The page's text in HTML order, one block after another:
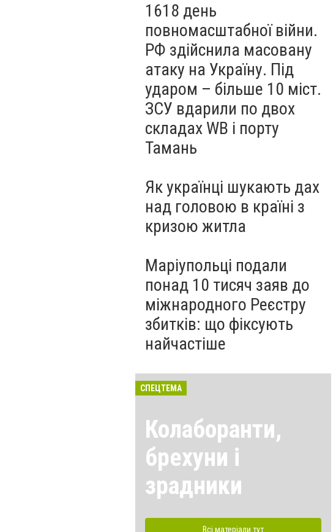
1618 день
повномасштабної війни.
РФ здійснила масовану
атаку на Україну. Під
ударом – більше 10 міст.
ЗСУ вдарили по двох
складах WB і порту
Тамань
Як українці шукають дах
над головою в країні з
кризою житла
Маріупольці подали
понад 10 тисяч заяв до
міжнародного Реєстру
збитків: що фіксують
найчастіше
СПЕЦТЕМА
Колаборанти,
брехуни і
зрадники
Всі матеріали тут